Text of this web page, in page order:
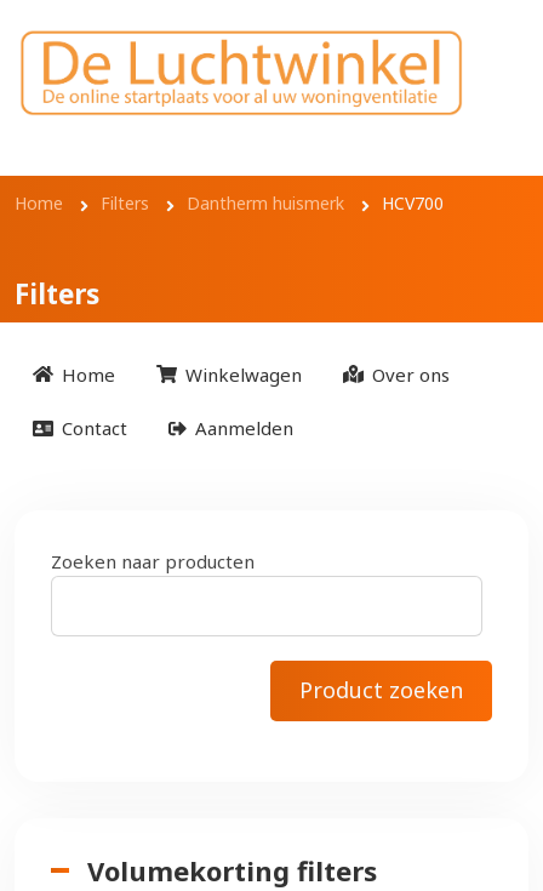
Kruimelpad
Home Filters Dantherm huismerk HCV700
Filters
Home Winkelwagen Over ons
Contact Aanmelden
Zoeken naar producten
Volumekorting filters